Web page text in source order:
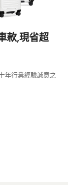
款,現省超
年行業經驗誠意之